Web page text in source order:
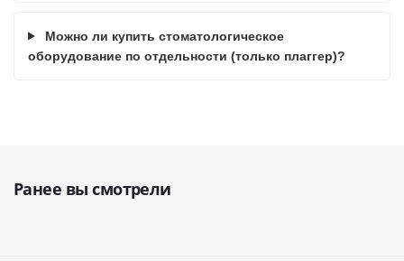
Можно ли купить стоматологическое
оборудование по отдельности (только плаггер)?
Ранее вы смотрели